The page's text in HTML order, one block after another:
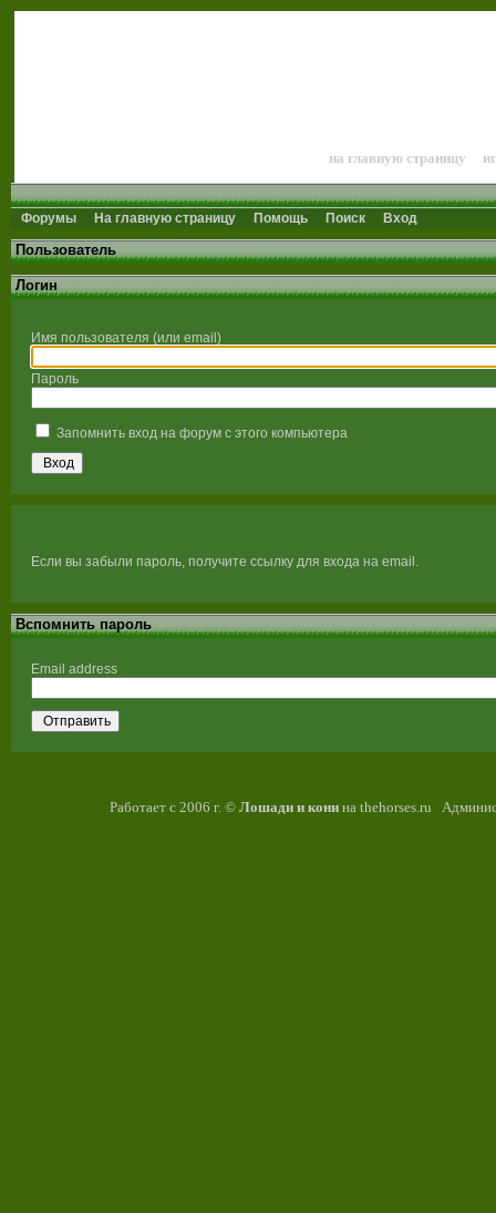
на главную страницу
Форумы На главную страницу Помощь Поиск Вход
Пользователь
Логин
Имя пользователя (или email)
Пароль
Запомнить вход на форум с этого компьютера
Вход
Если вы забыли пароль, получите ссылку для входа на email.
Вспомнить пароль
Email address
Отправить
Работает с 2006 г. © Лошади и конина thehorses.ru